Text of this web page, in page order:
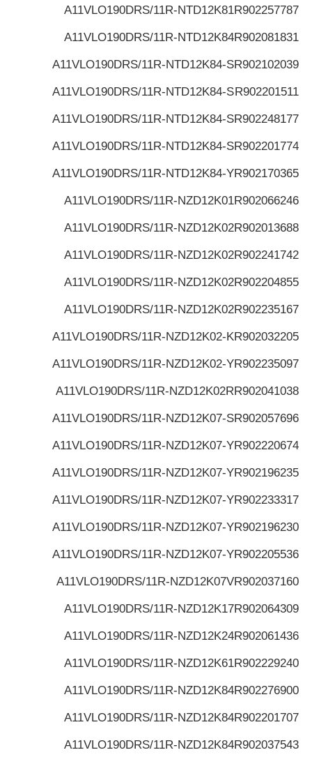
R902257787
A11VLO190DRS/11R-NTD12K81
R902081831
A11VLO190DRS/11R-NTD12K84
R902102039
A11VLO190DRS/11R-NTD12K84-S
R902201511
A11VLO190DRS/11R-NTD12K84-S
R902248177
A11VLO190DRS/11R-NTD12K84-S
R902201774
A11VLO190DRS/11R-NTD12K84-S
R902170365
A11VLO190DRS/11R-NTD12K84-Y
R902066246
A11VLO190DRS/11R-NZD12K01
R902013688
A11VLO190DRS/11R-NZD12K02
R902241742
A11VLO190DRS/11R-NZD12K02
R902204855
A11VLO190DRS/11R-NZD12K02
R902235167
A11VLO190DRS/11R-NZD12K02
R902032205
A11VLO190DRS/11R-NZD12K02-K
R902235097
A11VLO190DRS/11R-NZD12K02-Y
R902041038
A11VLO190DRS/11R-NZD12K02R
R902057696
A11VLO190DRS/11R-NZD12K07-S
R902220674
A11VLO190DRS/11R-NZD12K07-Y
R902196235
A11VLO190DRS/11R-NZD12K07-Y
R902233317
A11VLO190DRS/11R-NZD12K07-Y
R902196230
A11VLO190DRS/11R-NZD12K07-Y
R902205536
A11VLO190DRS/11R-NZD12K07-Y
R902037160
A11VLO190DRS/11R-NZD12K07V
R902064309
A11VLO190DRS/11R-NZD12K17
R902061436
A11VLO190DRS/11R-NZD12K24
R902229240
A11VLO190DRS/11R-NZD12K61
R902276900
A11VLO190DRS/11R-NZD12K84
R902201707
A11VLO190DRS/11R-NZD12K84
R902037543
A11VLO190DRS/11R-NZD12K84